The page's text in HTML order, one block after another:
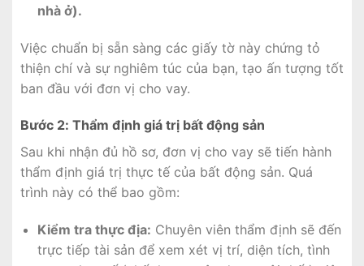
nhà ở).
Việc chuẩn bị sẵn sàng các giấy tờ này chứng tỏ
thiện chí và sự nghiêm túc của bạn, tạo ấn tượng tốt
ban đầu với đơn vị cho vay.
Bước 2: Thẩm định giá trị bất động sản
Sau khi nhận đủ hồ sơ, đơn vị cho vay sẽ tiến hành
thẩm định giá trị thực tế của bất động sản. Quá
trình này có thể bao gồm:
Kiểm tra thực địa: Chuyên viên thẩm định sẽ đến
trực tiếp tài sản để xem xét vị trí, diện tích, tình